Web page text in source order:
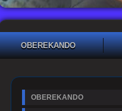
OBEREKANDO
OBEREKANDO